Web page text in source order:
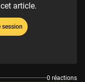
article.
session
0 réactions